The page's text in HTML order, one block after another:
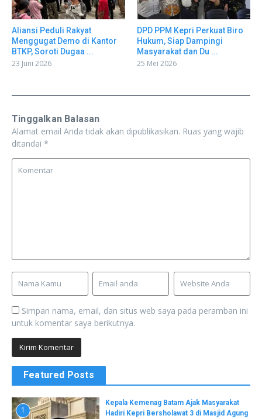
Aliansi Peduli Rakyat
Menggugat Demo di Kantor
BTKP, Soroti Dugaa ...
23 Juni 2026
DPD PPM Kepri Perkuat Biro
Hukum, Siap Dampingi
Masyarakat dan Du ...
25 Mei 2026
Tinggalkan Balasan
Alamat email Anda tidak akan dipublikasikan. Ruas yang wajib
ditandai *
Simpan nama, email, dan situs web saya pada peramban ini
untuk komentar saya berikutnya.
Featured Posts
1
Kepala Kemenag Batam Ajak Masyarakat
Hadiri Kepri Bersholawat 3 di Masjid Agung